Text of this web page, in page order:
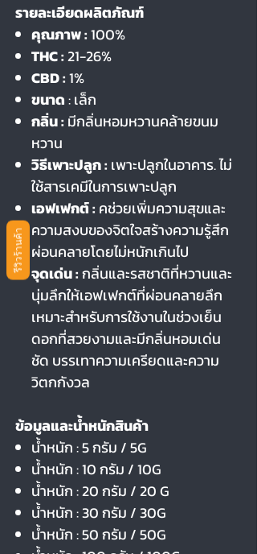
รายละเอียดผลิตภัณฑ์
คุณภาพ :100%
THC :21-26%
CBD :1%
ขนาด: เล็ก
กลิ่น : มีกลิ่นหอมหวานคล้ายขนม
หวาน
วิธีเพาะปลูก : เพาะปลูกในอาคาร. ไม่
ใช้สารเคมีในการเพาะปลูก
เอฟเฟกต์ : คช่วยเพิ่มความสุขและ
ความสงบของจิตใจสร้างความรู้สึก
ผ่อนคลายโดยไม่หนักเกินไป
จุดเด่น :กลิ่นและรสชาติที่หวานและ
นุ่มลึกให้เอฟเฟกต์ที่ผ่อนคลายลึก
เหมาะสำหรับการใช้งานในช่วงเย็น
ดอกที่สวยงามและมีกลิ่นหอมเด่น
ชัด บรรเทาความเครียดและความ
วิตกกังวล
ข้อมูลและน้ำหนักสินค้า
น้ำหนัก : 5 กรัม / 5G
น้ำหนัก : 10 กรัม / 10G
น้ำหนัก : 20 กรัม / 20 G
น้ำหนัก : 30 กรัม / 30G
น้ำหนัก : 50 กรัม / 50G
รีวิวร้านค้า